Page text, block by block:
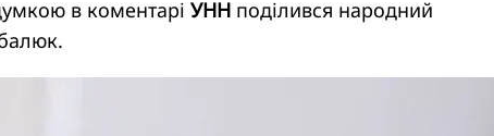
в коментарі УНН поділився народний